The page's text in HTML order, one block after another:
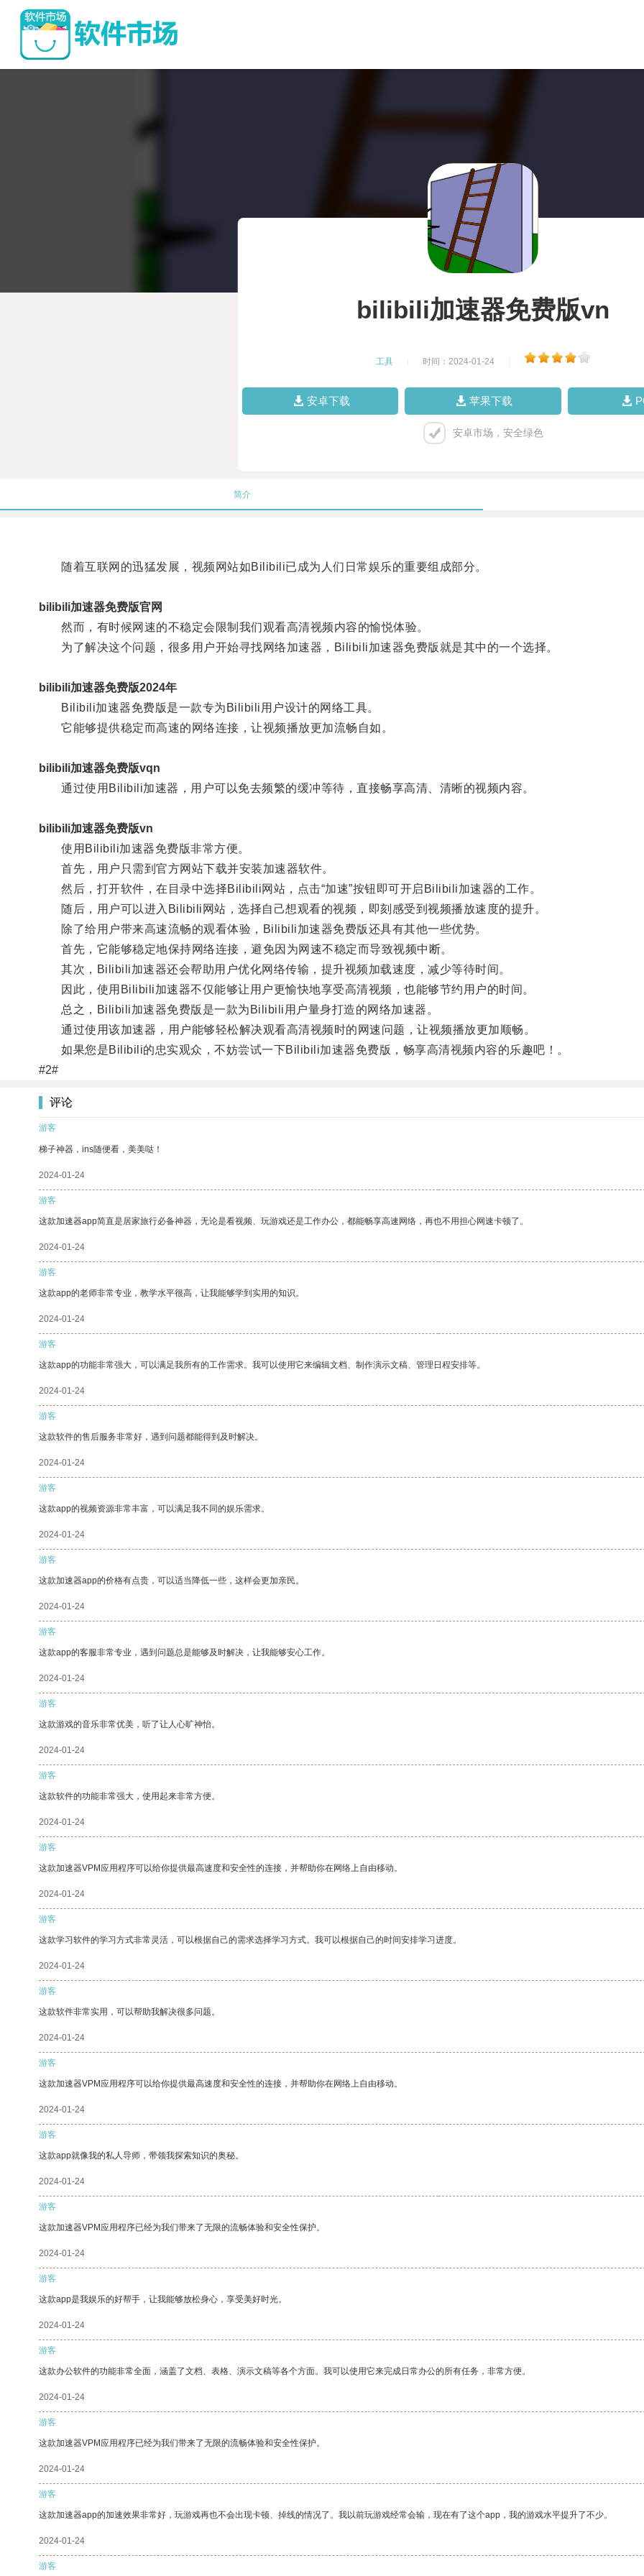
bilibili加速器免费版vn
工具 时间：2024-01-24
安卓下载 苹果下载
安卓市场，安全绿色
简介
随着互联网的迅猛发展，视频网站如Bilibili已成为人们日常娱乐的重要组成部分。
bilibili加速器免费版官网
然而，有时候网速的不稳定会限制我们观看高清视频内容的愉悦体验。
为了解决这个问题，很多用户开始寻找网络加速器，Bilibili加速器免费版就是其中的一个选择。
bilibili加速器免费版2024年
Bilibili加速器免费版是一款专为Bilibili用户设计的网络工具。
它能够提供稳定而高速的网络连接，让视频播放更加流畅自如。
bilibili加速器免费版vqn
通过使用Bilibili加速器，用户可以免去频繁的缓冲等待，直接畅享高清、清晰的视频内容。
bilibili加速器免费版vn
使用Bilibili加速器免费版非常方便。
首先，用户只需到官方网站下载并安装加速器软件。
然后，打开软件，在目录中选择Bilibili网站，点击“加速”按钮即可开启Bilibili加速器的工作。
随后，用户可以进入Bilibili网站，选择自己想观看的视频，即刻感受到视频播放速度的提升。
除了给用户带来高速流畅的观看体验，Bilibili加速器免费版还具有其他一些优势。
首先，它能够稳定地保持网络连接，避免因为网速不稳定而导致视频中断。
其次，Bilibili加速器还会帮助用户优化网络传输，提升视频加载速度，减少等待时间。
因此，使用Bilibili加速器不仅能够让用户更愉快地享受高清视频，也能够节约用户的时间。
总之，Bilibili加速器免费版是一款为Bilibili用户量身打造的网络加速器。
通过使用该加速器，用户能够轻松解决观看高清视频时的网速问题，让视频播放更加顺畅。
如果您是Bilibili的忠实观众，不妨尝试一下Bilibili加速器免费版，畅享高清视频内容的乐趣吧！。
#2#
评论
游客
梯子神器，ins随便看，美美哒！
2024-01-24
游客
这款加速器app简直是居家旅行必备神器，无论是看视频、玩游戏还是工作办公，都能畅享高速网络，再也不用担心网速卡顿了。
2024-01-24
游客
这款app的老师非常专业，教学水平很高，让我能够学到实用的知识。
2024-01-24
游客
这款app的功能非常强大，可以满足我所有的工作需求。我可以使用它来编辑文档、制作演示文稿、管理日程安排等。
2024-01-24
游客
这款软件的售后服务非常好，遇到问题都能得到及时解决。
2024-01-24
游客
这款app的视频资源非常丰富，可以满足我不同的娱乐需求。
2024-01-24
游客
这款加速器app的价格有点贵，可以适当降低一些，这样会更加亲民。
2024-01-24
游客
这款app的客服非常专业，遇到问题总是能够及时解决，让我能够安心工作。
2024-01-24
游客
这款游戏的音乐非常优美，听了让人心旷神怡。
2024-01-24
游客
这款软件的功能非常强大，使用起来非常方便。
2024-01-24
游客
这款加速器VPM应用程序可以给你提供最高速度和安全性的连接，并帮助你在网络上自由移动。
2024-01-24
游客
这款学习软件的学习方式非常灵活，可以根据自己的需求选择学习方式。我可以根据自己的时间安排学习进度。
2024-01-24
游客
这款软件非常实用，可以帮助我解决很多问题。
2024-01-24
游客
这款加速器VPM应用程序可以给你提供最高速度和安全性的连接，并帮助你在网络上自由移动。
2024-01-24
游客
这款app就像我的私人导师，带领我探索知识的奥秘。
2024-01-24
游客
这款加速器VPM应用程序已经为我们带来了无限的流畅体验和安全性保护。
2024-01-24
游客
这款app是我娱乐的好帮手，让我能够放松身心，享受美好时光。
2024-01-24
游客
这款办公软件的功能非常全面，涵盖了文档、表格、演示文稿等各个方面。我可以使用它来完成日常办公的所有任务，非常方便。
2024-01-24
游客
这款加速器VPM应用程序已经为我们带来了无限的流畅体验和安全性保护。
2024-01-24
游客
这款加速器app的加速效果非常好，玩游戏再也不会出现卡顿、掉线的情况了。我以前玩游戏经常会输，现在有了这个app，我的游戏水平提升了不少。
2024-01-24
游客